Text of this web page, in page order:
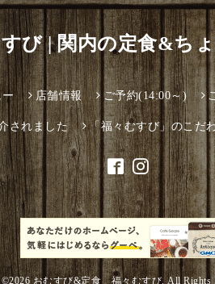
び | 関内の定食&ち
店舗情報 ご予約(14:00～)
されました 「福々むすび」のこだ
©2026おむすび&定食 福々むすび. All Rights